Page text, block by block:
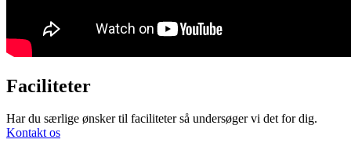
Faciliteter
Har du særlige ønsker til faciliteter så undersøger vi det for dig.
Kontakt os